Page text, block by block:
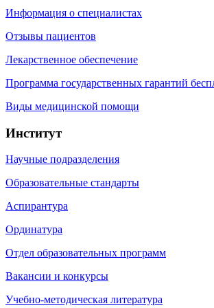
Информация о специалистах
Отзывы пациентов
Лекарственное обеспечение
Программа государственных гарантий
Виды медицинской помощи
Институт
Научные подразделения
Образовательные стандарты
Аспирантура
Ординатура
Отдел образовательных программ
Вакансии и конкурсы
Учебно-методическая литература